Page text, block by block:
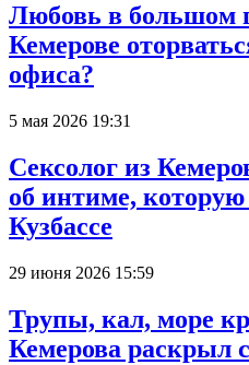
Любовь в большом
Кемерове
офиса?
5 мая 2026 19:31
Сексолог из
об интиме,
Кузбассе
29 июня 2026 15:59
Трупы, кал, море
Кемерова раскрыл